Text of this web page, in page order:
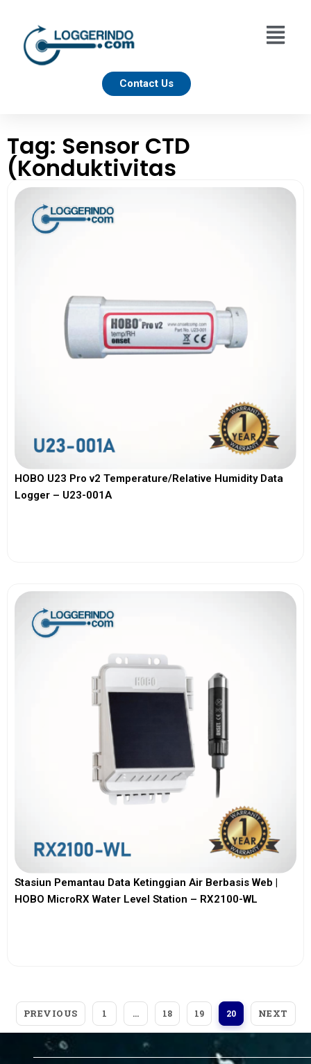
Contact Us
Tag: Sensor CTD
(Konduktivitas
HOBO U23 Pro v2 Temperature/Relative Humidity Data
Logger – U23-001A
Stasiun Pemantau Data Ketinggian Air Berbasis Web |
HOBO MicroRX Water Level Station – RX2100-WL
PREVIOUS 1 … 18 19 20 NEXT